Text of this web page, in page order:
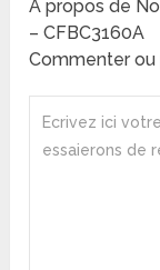
A propos de
– CFBC3160A
Commenter